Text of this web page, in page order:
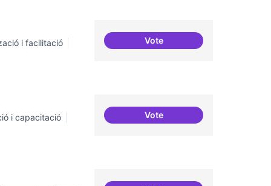
i facilitació
VoteSuport a projectes digitals i
i capacitació
VoteServei estable de migració al